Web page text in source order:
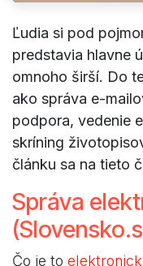
Ľudia si pod
predstavia hlavne
omnoho širší. Do
ako správa e-
podpora, vedenie
skríning
článku sa na tieto
Správa
Čo je to